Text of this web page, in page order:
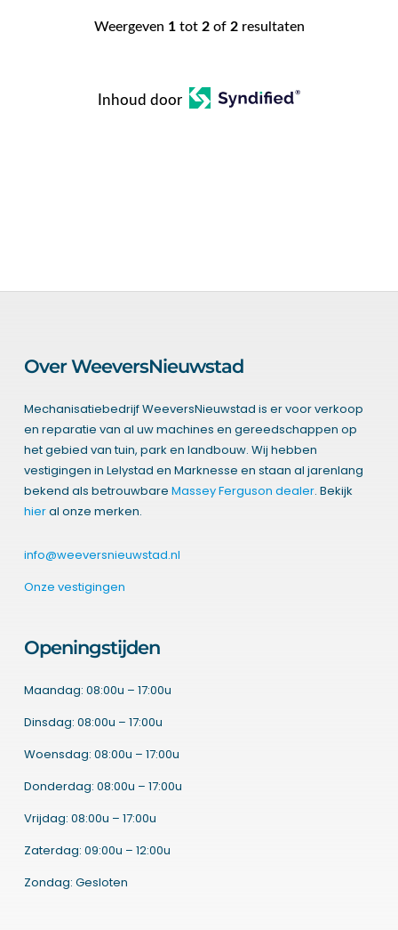
Weergeven 1tot 2of 2resultaten
Inhoud door
Over WeeversNieuwstad
Mechanisatiebedrijf WeeversNieuwstad is er voor verkoop
en reparatie van al uw machines en gereedschappen op
het gebied van tuin, park en landbouw. Wij hebben
vestigingen in Lelystad en Marknesse en staan al jarenlang
bekend als betrouwbare Massey Ferguson dealer. Bekijk
hieral onze merken.
info@weeversnieuwstad.nl
Onze vestigingen
Openingstijden
Maandag: 08:00u – 17:00u
Dinsdag: 08:00u – 17:00u
Woensdag: 08:00u – 17:00u
Donderdag: 08:00u – 17:00u
Vrijdag: 08:00u – 17:00u
Zaterdag: 09:00u – 12:00u
Zondag: Gesloten